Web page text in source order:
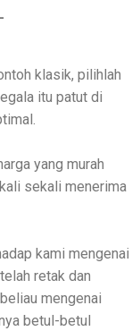
klasik, pilihlah
itu patut di
yang murah
sekali menerima
kami mengenai
retak dan
mengenai
betul-betul